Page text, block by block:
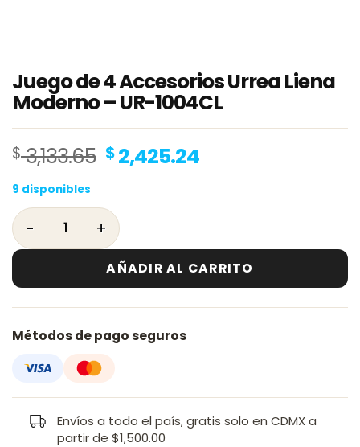
Juego de 4 Accesorios Urrea Liena
Moderno – UR-1004CL
$3,133.65 Original
$ 3,133.65.
$2,425.24Current
9 disponibles
Juego de 4 Accesorios Urrea Liena Moderno
AÑADIR AL CARRITO
Métodos de pago seguros
Envíos a todo el país, gratis solo en CDMX a
partir de $1,500.00